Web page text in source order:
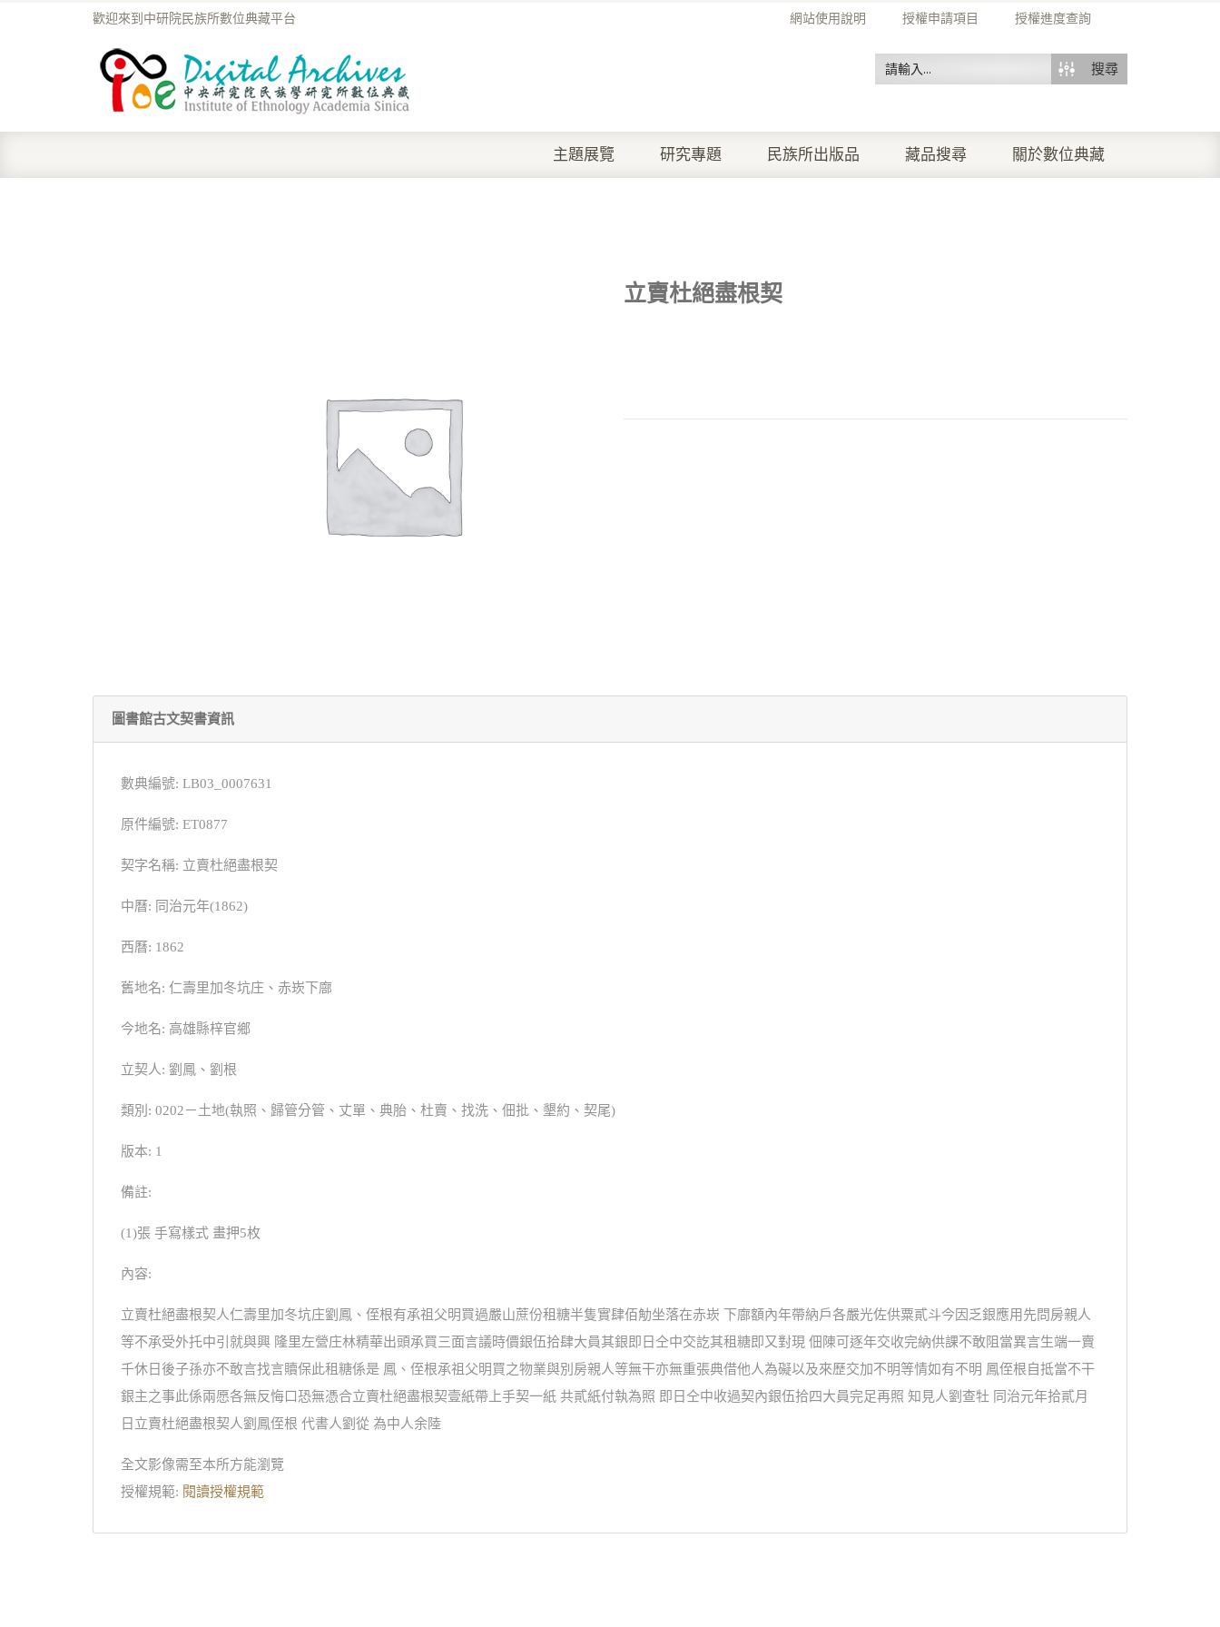
網站使用說明 授權申請項目 授權進度查詢
歡迎來到中研院民族所數位典藏平台
搜尋
主題展覽 研究專題 民族所出版品 藏品搜尋 關於數位典藏
立賣杜絕盡根契
圖書館古文契書資訊
數典編號: LB03_0007631
原件編號: ET0877
契字名稱: 立賣杜絕盡根契
中曆: 同治元年(1862)
西曆: 1862
舊地名: 仁壽里加冬坑庄、赤崁下廍
今地名: 高雄縣梓官鄉
立契人: 劉鳳、劉根
類別: 0202－土地(執照、歸管分管、丈單、典胎、杜賣、找洗、佃批、墾約、契尾)
版本: 1
備註:
(1)張 手寫樣式 畫押5枚
內容:
立賣杜絕盡根契人仁壽里加冬坑庄劉鳳、侄根有承祖父明買過嚴山蔗份租糖半隻實肆佰觔坐落在赤崁 下廍額內年帶納戶各嚴光佐供粟貳斗今因乏銀應用先問房親人
等不承受外托中引就與興 隆里左營庄林精華出頭承買三面言議時價銀伍拾肆大員其銀即日仝中交訖其租糖即又對現 佃陳可逐年交收完納供課不敢阻當異言生端一賣
千休日後子孫亦不敢言找言贖保此租糖係是 鳳、侄根承祖父明買之物業與別房親人等無干亦無重張典借他人為礙以及來歷交加不明等情如有不明 鳳侄根自抵當不干
銀主之事此係兩愿各無反悔口恐無憑合立賣杜絕盡根契壹紙帶上手契一紙 共貳紙付執為照 即日仝中收過契內銀伍拾四大員完足再照 知見人劉查牡 同治元年拾貳月
日立賣杜絕盡根契人劉鳳侄根 代書人劉從 為中人余陸
全文影像需至本所方能瀏覽
授權規範: 閱讀授權規範